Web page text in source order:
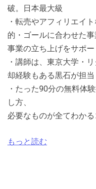
破。日本最大級
・転売やアフィリエイ
的・ゴールに合わせた事
事業の立ち上げをサポー
・講師は、東京大学・
却経験もある黒石が担当
・たった90分の無料体
し方、
必要なものが全てわか
もっと読む